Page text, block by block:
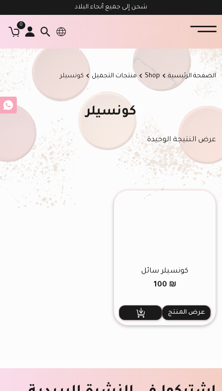
شحن إلى جميع أنحاء البلاد
0
الصفحة الرئيسية Shop منتجات التجميل كونسيلر
كونسيلر
عرض النتيجة الوحيدة
كونسيلر سائل
100 ₪
عرض المنتج